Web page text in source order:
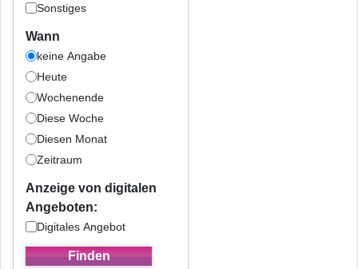
Sonstiges
Wann
keine Angabe
Heute
Wochenende
Diese Woche
Diesen Monat
Zeitraum
Anzeige von digitalen
Angeboten:
Digitales Angebot